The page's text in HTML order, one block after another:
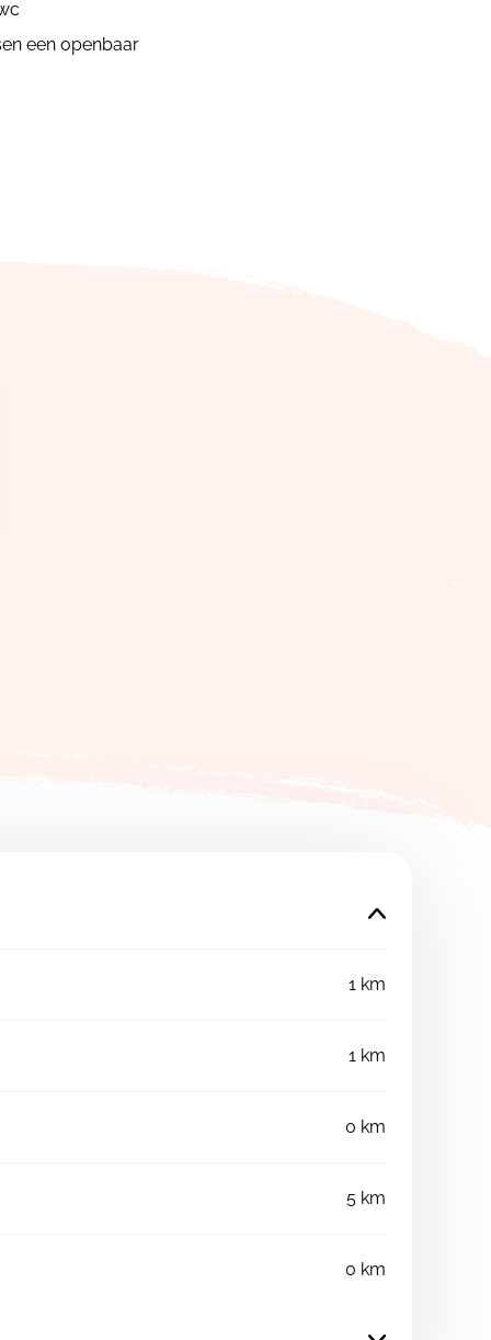
een openbaar
1 km
1 km
0 km
5 km
0 km